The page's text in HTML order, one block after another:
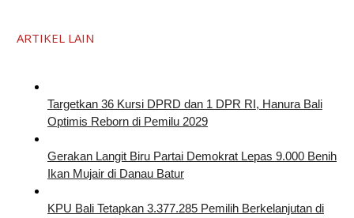
ARTIKEL LAIN
Targetkan 36 Kursi DPRD dan 1 DPR RI, Hanura Bali
Optimis Reborn di Pemilu 2029
Gerakan Langit Biru Partai Demokrat Lepas 9.000 Benih
Ikan Mujair di Danau Batur
KPU Bali Tetapkan 3.377.285 Pemilih Berkelanjutan di